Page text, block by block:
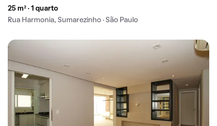
25 m² · 1 quarto
Rua Harmonia, Sumarezinho · São Paulo